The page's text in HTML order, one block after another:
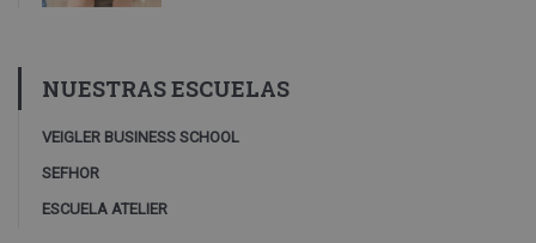
NUESTRAS ESCUELAS
VEIGLER BUSINESS SCHOOL
SEFHOR
ESCUELA ATELIER